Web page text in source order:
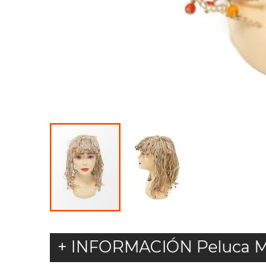
+ INFORMACIÓN Peluca